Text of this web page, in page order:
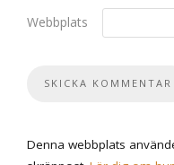
Webbplats
Denna webbplats